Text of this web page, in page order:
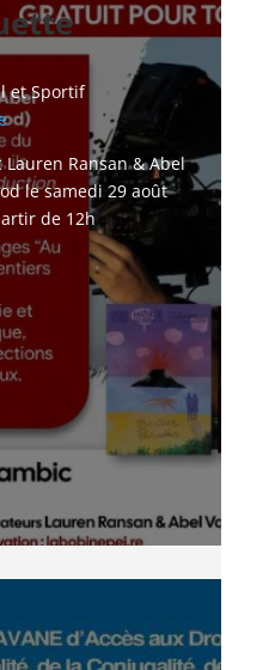
et Sportif
Lauren Ransan & Abel
le samedi 29 août
de 12h